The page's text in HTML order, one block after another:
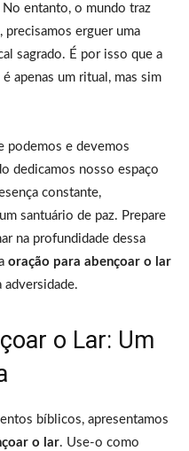
No entanto, o mundo traz
erguer uma
sagrado. É por isso que a
é apenas um ritual, mas sim
podemos e devemos
dedicamos nosso espaço
constante,
santuário de paz. Prepare
na profundidade dessa
oração para abençoar o lar
adversidade.
o Lar: Um
bíblicos, apresentamos
o lar. Use-o como